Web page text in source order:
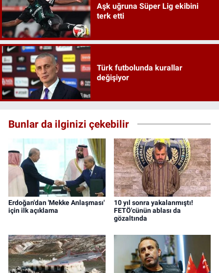
Aşk uğruna Süper Lig ekibini
terk etti
Türk futbolunda kurallar
değişiyor
Bunlar da ilginizi çekebilir
Erdoğan'dan 'Mekke Anlaşması'
için ilk açıklama
10 yıl sonra yakalanmıştı!
FETÖ'cünün ablası da
gözaltında